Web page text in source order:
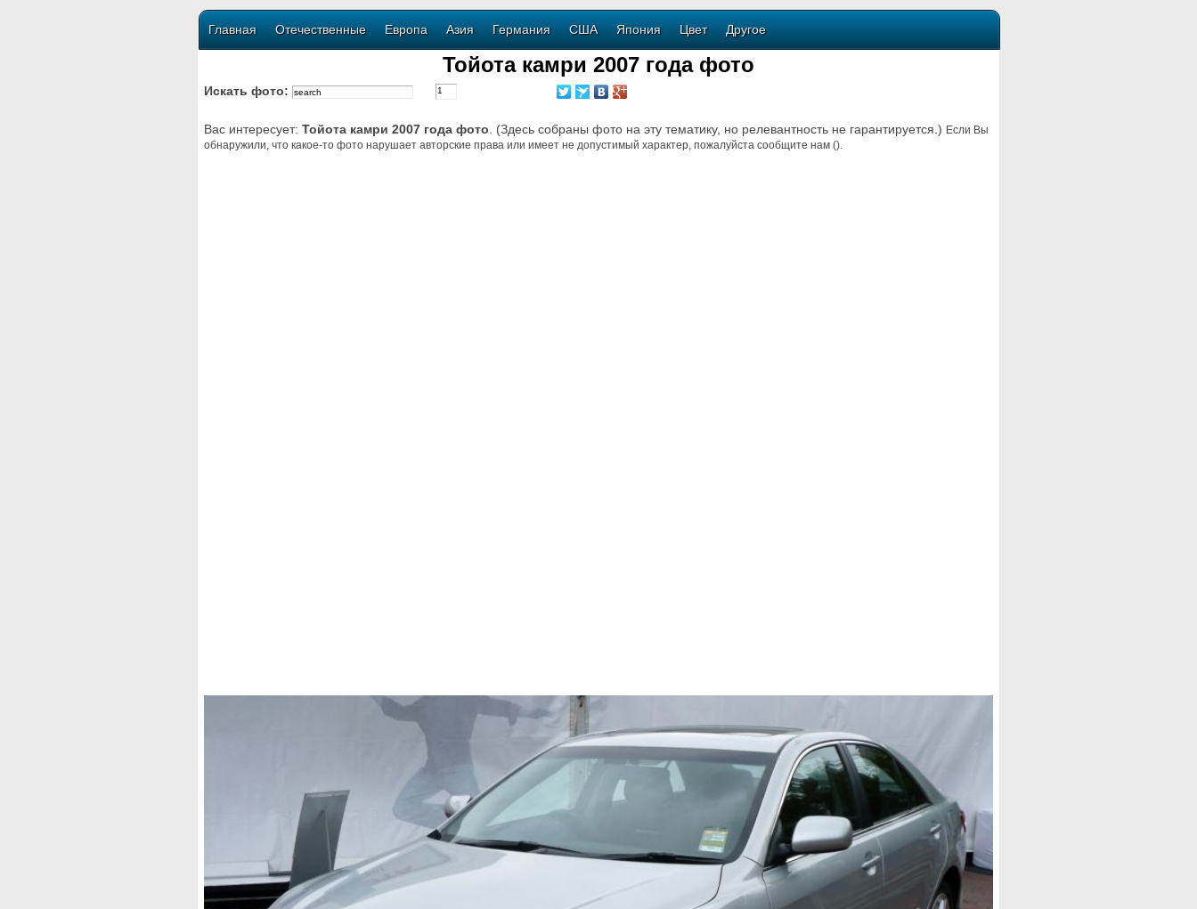
Главная Отечественные Европа Азия Германия США Япония Цвет Другое
Тойота камри 2007 года фото
Искать фото:
Вас интересует: Тойота камри 2007 года фото . (Здесь собраны фото на эту тематику, но релевантность не гарантируется.) Если Вы
обнаружили, что какое-то фото нарушает авторские права или имеет не допустимый характер, пожалуйста сообщите нам ().